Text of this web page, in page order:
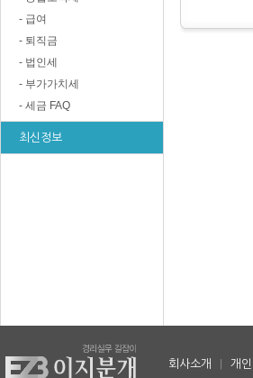
- 급여
- 퇴직금
- 법인세
- 부가가치세
- 세금 FAQ
최신정보
회사소개 개